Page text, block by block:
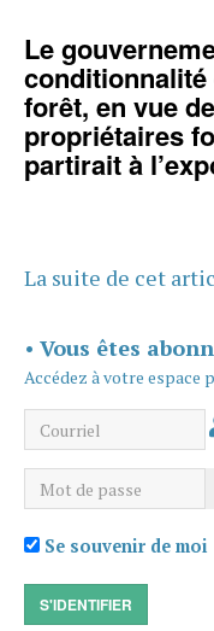
Le
conditionnalité
forêt, en vue
propriétaires
partirait à
La suite de cet
• Vous êtes
Accédez à votre espace
Courriel
Mot de passe
Se souvenir de moi
S'IDENTIFIER